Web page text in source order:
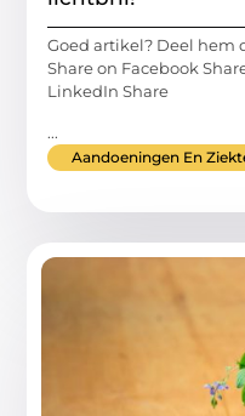
Goed artikel? Deel hem
Share on Facebook
LinkedIn Share
...
Aandoeningen En